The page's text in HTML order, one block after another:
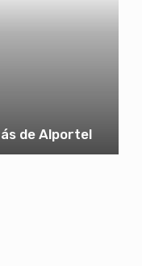
de Alportel